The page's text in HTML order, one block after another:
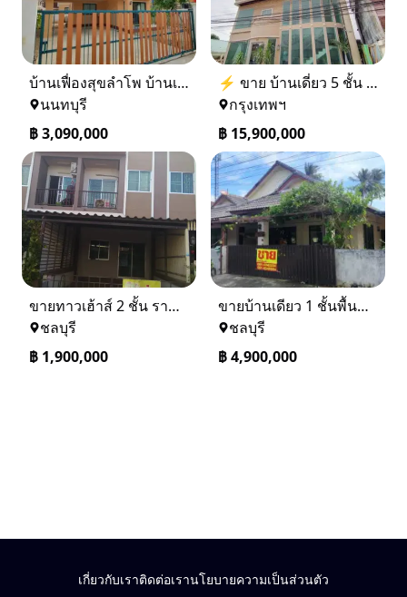
บ้านเฟื่องสุขลำโพ บ้านเดี่ยวสร้างใหม่ บางบัวทอง
นนทบุรี
฿3,090,000
⚡ ขาย บ้านเดี่ยว 5 ชั้น ซอย ประชาชื่น 14 ใกล้ BTS
กรุงเทพฯ
฿ 15,900,000
ขายทาวเฮ้าส์ 2 ชั้น ราคา 1.9 ล้านบาท ที่อยู่ ศรีราชา ชลบุรี
ชลบุรี
฿ 1,900,000
ขายบ้านเดียว 1 ชั้นพื้นที่ 102 ตรว บางละมุง ชลบุรี
ชลบุรี
฿4,900,000
เกี่ยวกับเราติดต่อเรานโยบายความเป็นส่วนตัว